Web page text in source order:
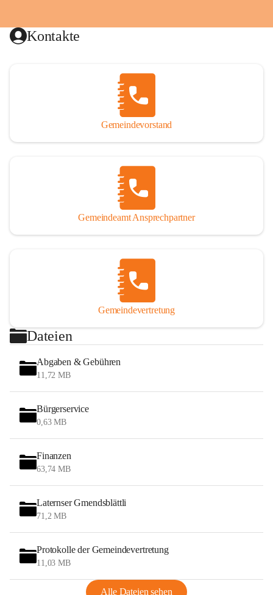
Kontakte
Gemeindevorstand
Gemeindeamt Ansprechpartner
Gemeindevertretung
Dateien
Abgaben & Gebühren
11,72 MB
Bürgerservice
0,63 MB
Finanzen
63,74 MB
Laternser Gmendsblättli
71,2 MB
Protokolle der Gemeindevertretung
11,03 MB
Alle Dateien sehen